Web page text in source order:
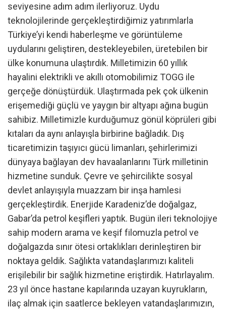
seviyesine adım adım ilerliyoruz. Uydu
teknolojilerinde gerçekleştirdiğimiz yatırımlarla
Türkiye’yi kendi haberleşme ve görüntüleme
uydularını geliştiren, destekleyebilen, üretebilen bir
ülke konumuna ulaştırdık. Milletimizin 60 yıllık
hayalini elektrikli ve akıllı otomobilimiz TOGG ile
gerçeğe dönüştürdük. Ulaştırmada pek çok ülkenin
erişemediği güçlü ve yaygın bir altyapı ağına bugün
sahibiz. Milletimizle kurduğumuz gönül köprüleri gibi
kıtaları da aynı anlayışla birbirine bağladık. Dış
ticaretimizin taşıyıcı gücü limanları, şehirlerimizi
dünyaya bağlayan dev havaalanlarını Türk milletinin
hizmetine sunduk. Çevre ve şehircilikte sosyal
devlet anlayışıyla muazzam bir inşa hamlesi
gerçekleştirdik. Enerjide Karadeniz’de doğalgaz,
Gabar’da petrol keşifleri yaptık. Bugün ileri teknolojiye
sahip modern arama ve keşif filomuzla petrol ve
doğalgazda sınır ötesi ortaklıkları derinleştiren bir
noktaya geldik. Sağlıkta vatandaşlarımızı kaliteli
erişilebilir bir sağlık hizmetine eriştirdik. Hatırlayalım.
23 yıl önce hastane kapılarında uzayan kuyrukların,
ilaç almak için saatlerce bekleyen vatandaşlarımızın,